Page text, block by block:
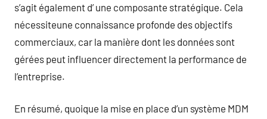
s’agit également d’ une composante stratégique. Cela
nécessiteune connaissance profonde des objectifs
commerciaux, car la manière dont les données sont
gérées peut influencer directement la performance de
l’entreprise.
En résumé, quoique la mise en place d’un système MDM